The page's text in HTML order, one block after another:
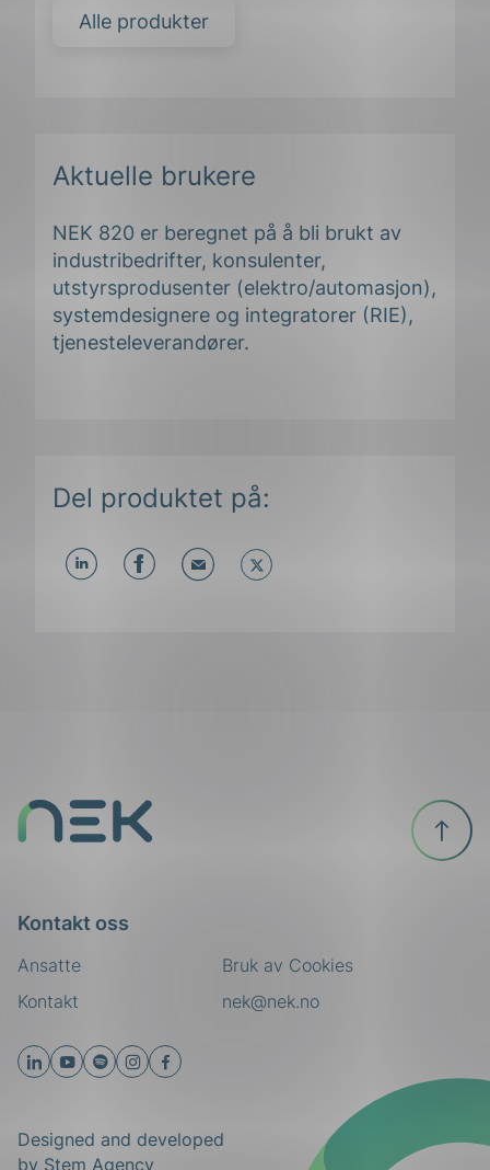
Alle produkter
Aktuelle brukere
NEK 820 er beregnet på å bli brukt av
industribedrifter, konsulenter,
utstyrsprodusenter (elektro/automasjon),
systemdesignere og integratorer (RIE),
tjenesteleverandører.
Del produktet på:
Kontakt oss
Ansatte
nek@nek.no
Kontakt
Bruk av Cookies
Designed and developed
by Stem Agency
Til
toppen